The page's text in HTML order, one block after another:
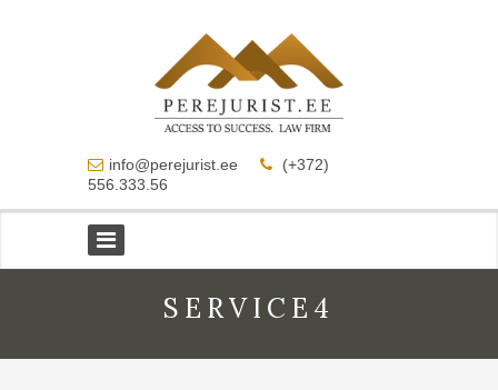
info@perejurist.ee
(+372)
556.333.56
SERVICE4